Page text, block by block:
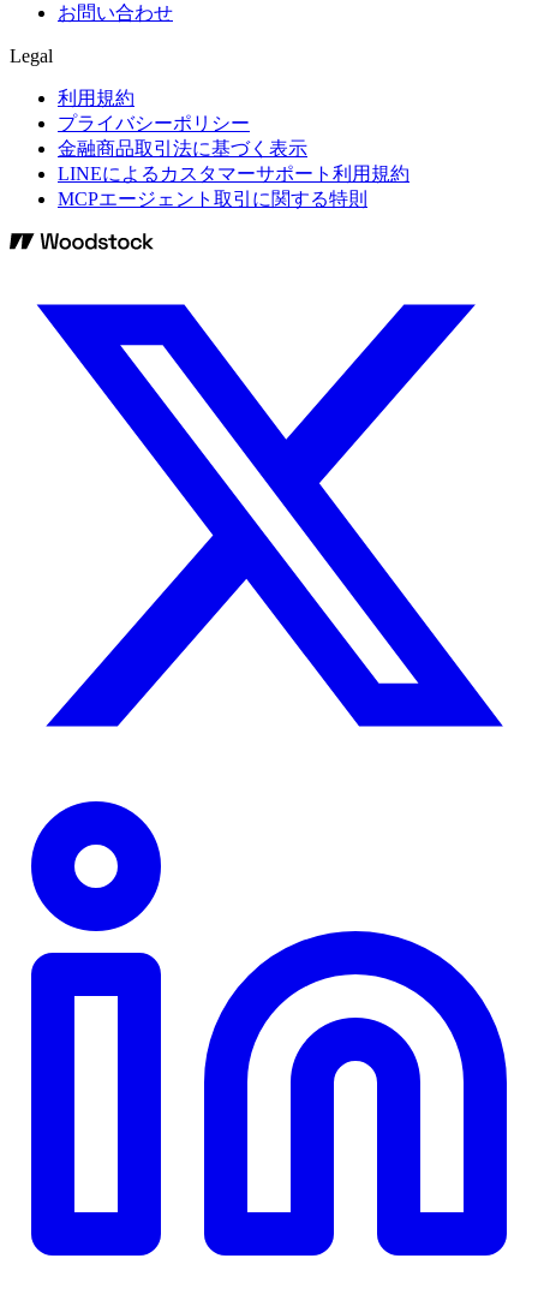
お問い合わせ
Legal
利用規約
プライバシーポリシー
金融商品取引法に基づく表示
LINEによるカスタマーサポート利用規約
MCPエージェント取引に関する特則